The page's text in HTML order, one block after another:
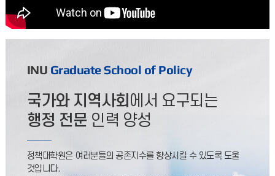
2026.08.10(월) ~ 08.14(금) ▶ 신청방법:
2026학년도 2학기 휴학 및 복학 신청 안내정책대학원
2026학년도 2학기 휴학 및 복학 신청기간을 아래와 같이
2026.08.04
2026학년도 후기 신입학전형 합격자 발표 안내
합격자 등록을 위한 등록금 납부사항을 함께 안내드리오니, 지정
2026.06.15
INU Graduate School of Policy
국가와 지역사회 에서 요구되는
행정 전문 인력 양성
정책대학원은 여러분들의 공존지수를 향상시킬 수 있도록 도울
것입니다.